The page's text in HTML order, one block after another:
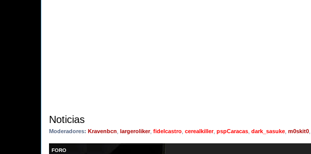
Noticias
Moderadores: Kravenbcn largeroliker, fidelcastro cerealkiller, pspCaracas dark_sasuke m0skit0
FORO